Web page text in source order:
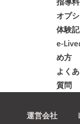
オプ
体験記
e-
め方
よく
質問
運営会社